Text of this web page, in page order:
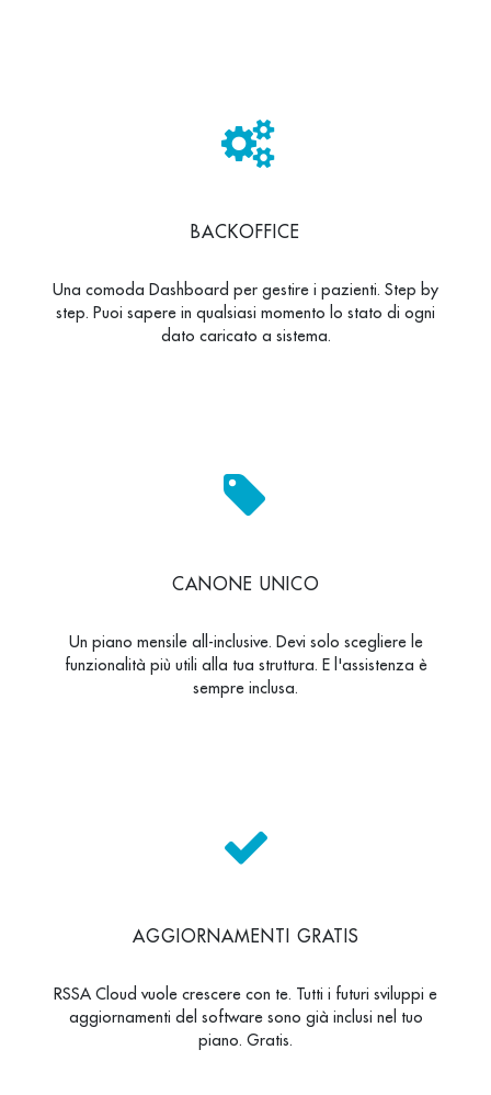
BACKOFFICE
Una comoda Dashboard per gestire i pazienti. Step by
step. Puoi sapere in qualsiasi momento lo stato di ogni
dato caricato a sistema.
CANONE UNICO
Un piano mensile all-inclusive. Devi solo scegliere le
funzionalità più utili alla tua struttura. E l'assistenza è
sempre inclusa.
AGGIORNAMENTI GRATIS
RSSA Cloud vuole crescere con te. Tutti i futuri sviluppi e
aggiornamenti del software sono già inclusi nel tuo
piano. Gratis.